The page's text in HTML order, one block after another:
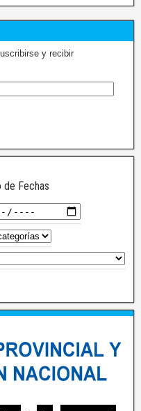
y recibir
de Fechas